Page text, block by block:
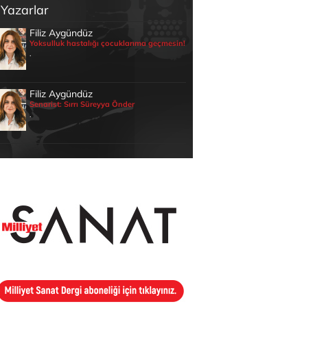
Yazarlar
Filiz Aygündüz
Yoksulluk hastalığı çocuklarıma geçmesin!
.
Filiz Aygündüz
Senarist: Sırrı Süreyya Önder
.